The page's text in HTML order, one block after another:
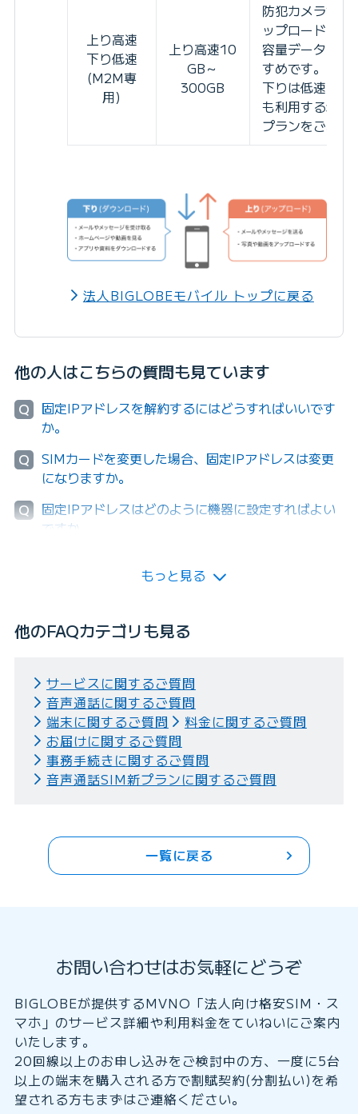
上り高速
下り低速
(M2M専
用)
上り高速10
GB～
300GB
防犯カメラから
ップロードな
容量データのア
すめです。
下りは低速のた
も利用する場合
プランをご利用
法人BIGLOBEモバイル トップに戻る
他の人はこちらの質問も見ています
Q
固定IPアドレスを解約するにはどうすればいいです
か。
Q
SIMカードを変更した場合、固定IPアドレスは変更
になりますか。
Q
固定IPアドレスはどのように機器に設定すればよい
ですか。
もっと見る
他のFAQカテゴリも見る
サービスに関するご質問
音声通話に関するご質問
端末に関するご質問
料金に関するご質問
お届けに関するご質問
事務手続きに関するご質問
音声通話SIM新プランに関するご質問
一覧に戻る
お問い合わせはお気軽にどうぞ
BIGLOBEが提供するMVNO「法人向け格安SIM・ス
マホ」のサービス詳細や利用料金をていねいにご案内
いたします。
20回線以上のお申し込みをご検討中の方、一度に5台
以上の端末を購入される方で割賦契約(分割払い)を希
望される方もまずはご連絡ください。